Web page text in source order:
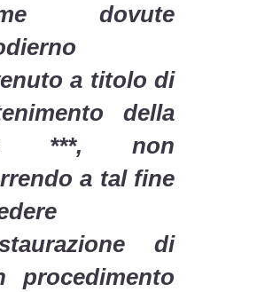
dovute
a titolo di
della
***, non
a tal fine
di
procedimento